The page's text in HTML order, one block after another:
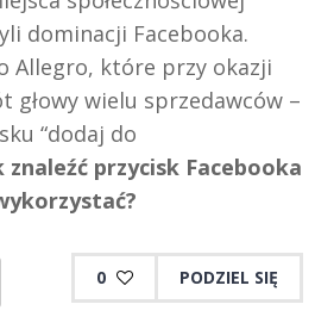
dominacji Facebooka.
Allegro, które przy okazji
głowy wielu sprzedawców –
“dodaj do
znaleźć przycisk Facebooka
0 PODZIEL SIĘ